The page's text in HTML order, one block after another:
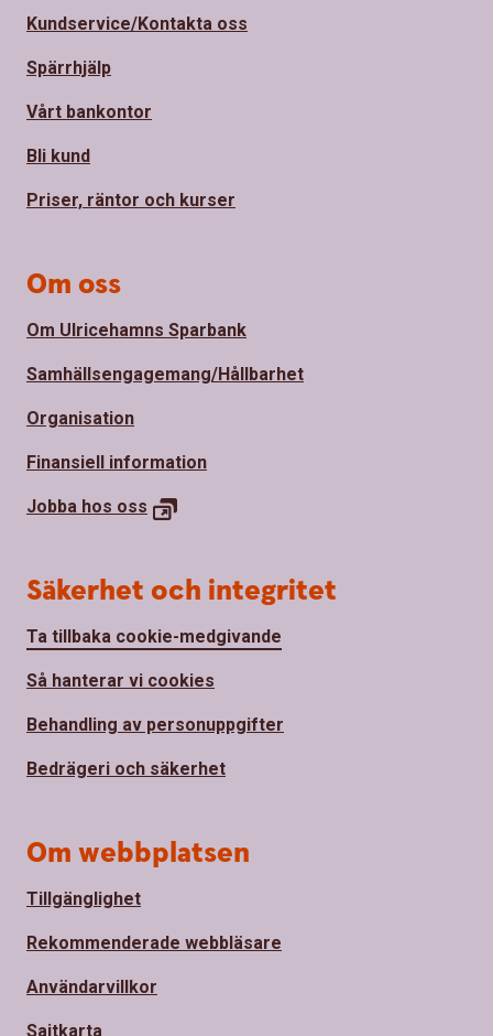
Kundservice/Kontakta oss
Spärrhjälp
Vårt bankontor
Bli kund
Priser, räntor och kurser
Om oss
Om Ulricehamns Sparbank
Samhällsengagemang/Hållbarhet
Organisation
Finansiell information
Jobba hos oss
Säkerhet och integritet
Ta tillbaka cookie-medgivande
Så hanterar vi cookies
Behandling av personuppgifter
Bedrägeri och säkerhet
Om webbplatsen
Tillgänglighet
Rekommenderade webbläsare
Användarvillkor
Sajtkarta